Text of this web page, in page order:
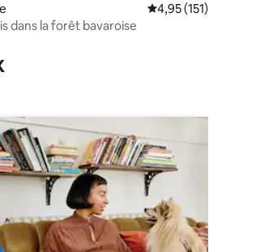
5sur la base de 43 commentaires : 4,95 sur 5
Évaluation moyenne
4,95 (151)
dans la forêt bavaroise